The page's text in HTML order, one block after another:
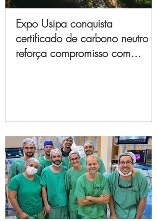
Expo Usipa conquista
certificado de carbono neutro e
reforça compromisso com